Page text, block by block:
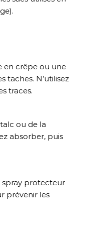
en crêpe ou une
taches. N’utilisez
traces.
ou de la
absorber, puis
spray protecteur
prévenir les